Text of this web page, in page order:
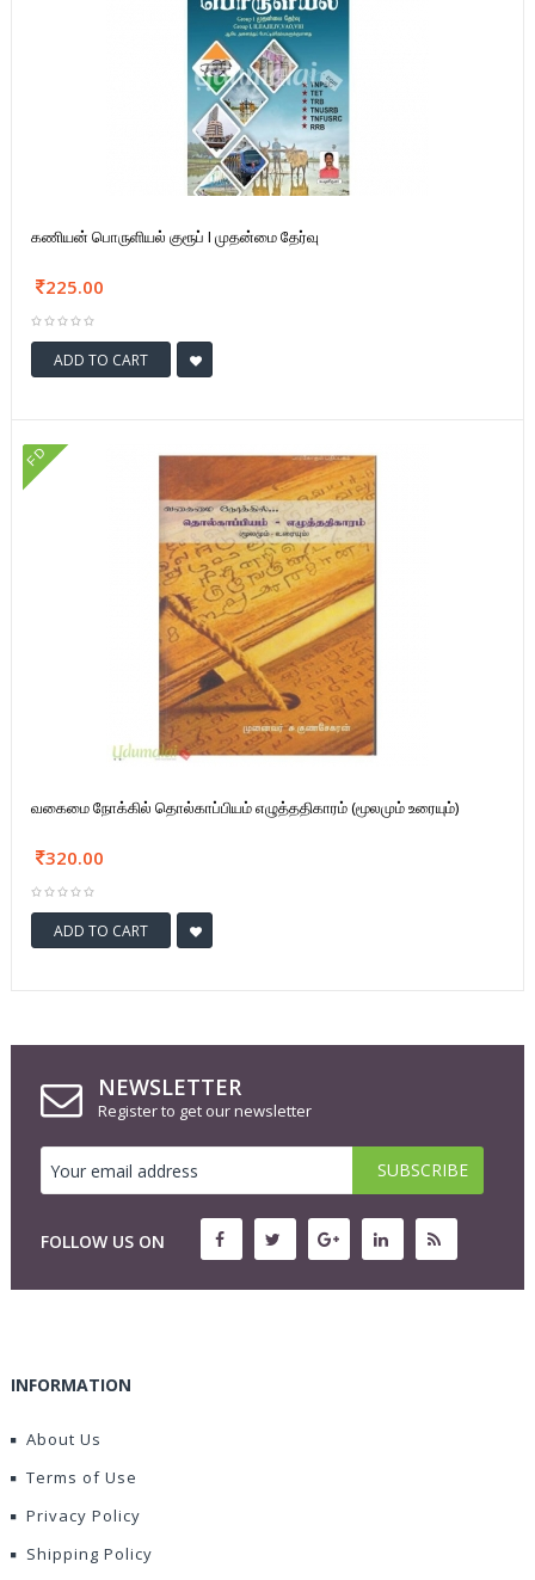
கணியன் பொருளியல் குரூப் I முதன்மை தேர்வு
225.00
ADD TO CART
FD
வகைமை நோக்கில் தொல்காப்பியம் எழுத்ததிகாரம் (மூலமும் உரையும்)
320.00
ADD TO CART
NEWSLETTER
Register to get our newsletter
FOLLOW US ON
INFORMATION
About Us
Terms of Use
Privacy Policy
Shipping Policy